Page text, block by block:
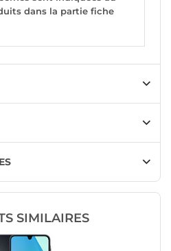
dans la partie fiche
SIMILAIRES